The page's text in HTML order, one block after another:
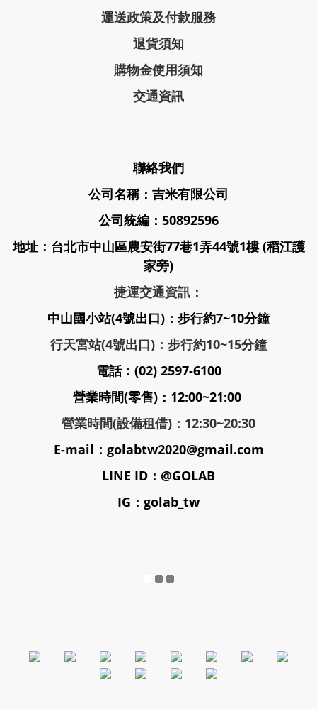
運送政策及付款服務
退貨須知
購物金使用須知
交通資訊
聯絡我們
公司名稱：吉米有限公司
公司統編：50892596
地址：台北市中山區農安街77巷1弄44號1樓 (稻江護
家旁)
捷運交通資訊：
中山國小站(4號出口)：步行約7~10分鐘
行天宮站(4號出口)：步行約10~15分鐘
電話：(02) 2597-6100
營業時間(零售)：12:00~21:00
營業時間(設備租借)：12:30~20:30
E-mail：golabtw2020@gmail.com
LINE ID：@GOLAB
IG：golab_tw